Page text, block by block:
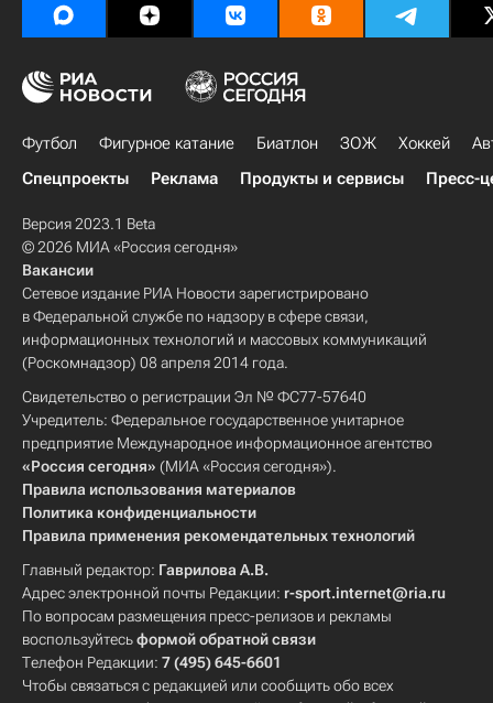
Футбол Фигурное катание Биатлон ЗОЖ Хоккей
Спецпроекты
Реклама Продукты и сервисы Пресс-
Версия 2023.1 Beta
© 2026 МИА «Россия сегодня»
Вакансии
Сетевое издание РИА Новости зарегистрировано
в Федеральной службе по надзору в сфере связи,
информационных технологий и массовых коммуникаций
(Роскомнадзор) 08 апреля 2014 года.
Свидетельство о регистрации Эл № ФС77-57640
Учредитель: Федеральное государственное унитарное
предприятие Международное информационное агентство
«Россия сегодня» (МИА «Россия сегодня»).
Правила использования материалов
Политика конфиденциальности
Правила применения рекомендательных технологий
Главный редактор: Гаврилова А.В.
Адрес электронной почты Редакции: r-sport.internet@ria.ru
По вопросам размещения пресс-релизов и рекламы
воспользуйтесьформой обратной связи
Телефон Редакции: 7 (495) 645-6601
Чтобы связаться с редакцией или сообщить обо всех